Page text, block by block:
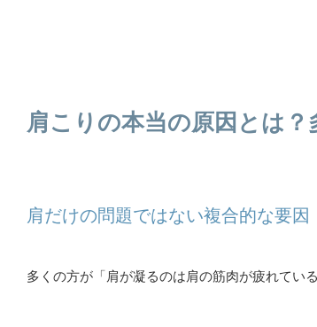
肩こりの本当の原因とは
肩だけの問題ではない複合的な要因
多くの方が「肩が凝るのは肩の筋肉が疲れてい